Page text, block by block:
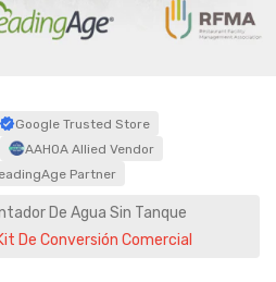
Google Trusted Store
AAHOA Allied Vendor
Partner
De Agua Sin Tanque
De Conversión Comercial